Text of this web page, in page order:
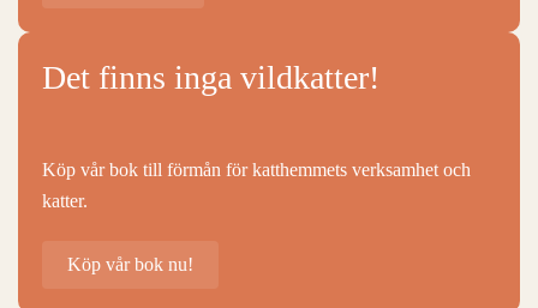
Det finns inga vildkatter!
Köp vår bok till förmån för katthemmets verksamhet och
katter.
Köp vår bok nu!